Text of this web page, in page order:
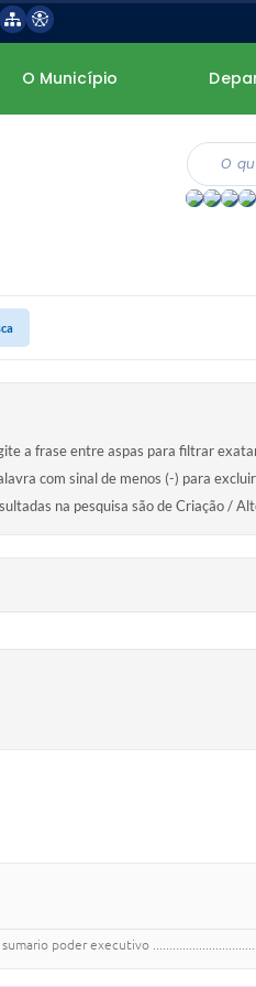
O Município
a frase entre aspas para filtrar
com sinal de menos (-) para
na pesquisa são de Criação /
poder executivo